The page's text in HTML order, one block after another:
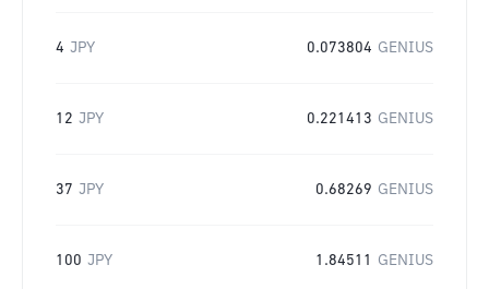
4 JPY 0.073804 GENIUS
12 JPY 0.221413 GENIUS
37 JPY 0.68269 GENIUS
100 JPY 1.84511 GENIUS